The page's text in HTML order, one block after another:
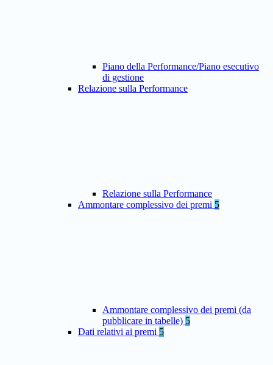
Piano della Performance/Piano esecutivo
di gestione
Relazione sulla Performance
Relazione sulla Performance
Ammontare complessivo dei premi 5
Ammontare complessivo dei premi (da
pubblicare in tabelle) 5
Dati relativi ai premi 5